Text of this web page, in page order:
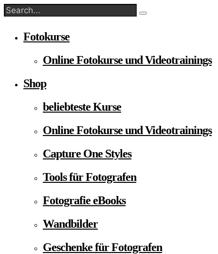
Fotokurse
Online Fotokurse und Videotrainings
Shop
beliebteste Kurse
Online Fotokurse und Videotrainings
Capture One Styles
Tools für Fotografen
Fotografie eBooks
Wandbilder
Geschenke für Fotografen